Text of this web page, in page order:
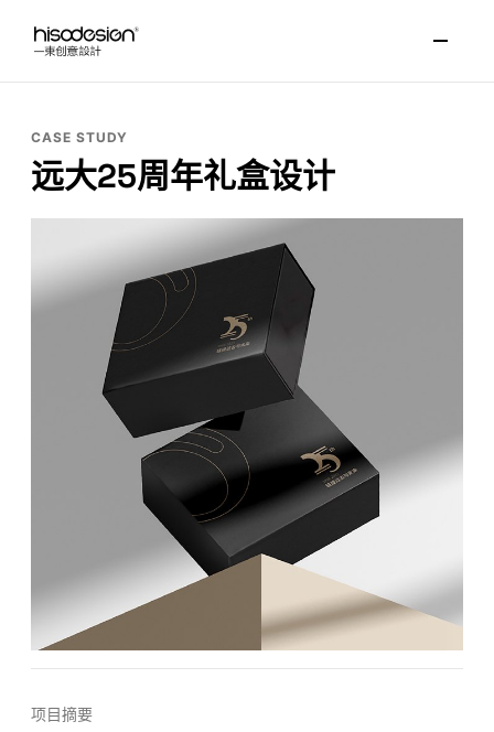
CASE STUDY
远大25周年礼盒设计
项目摘要